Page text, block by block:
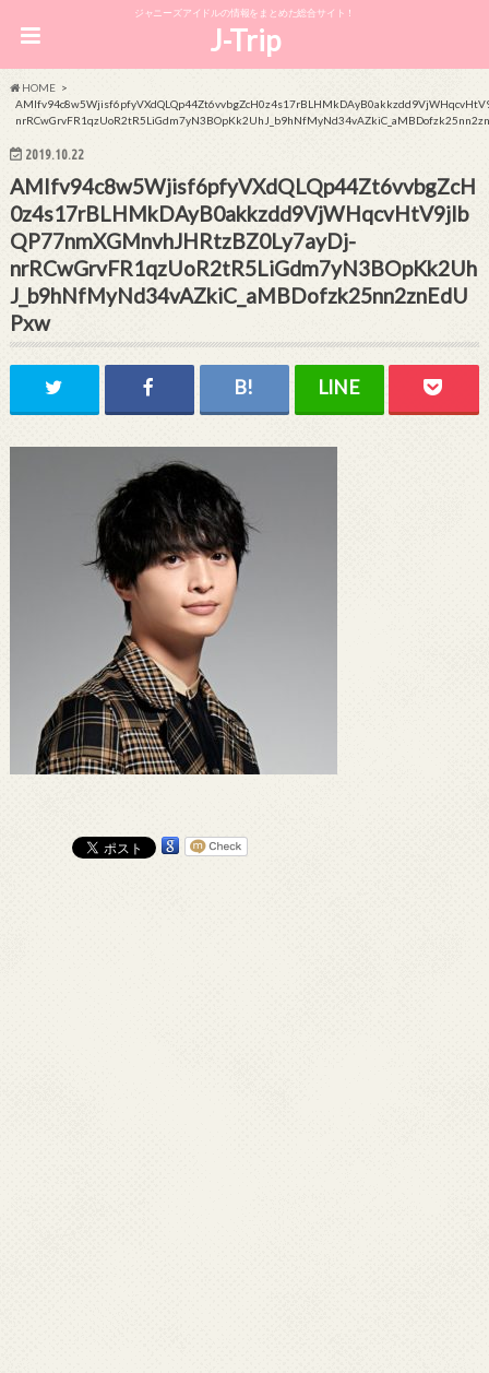
ジャニーズアイドルの情報をまとめた総合サイト！
J-Trip
HOME
2019.10.22
AMIfv94c8w5Wjisf6pfyVXdQLQp44Zt6vvbgZcH
0z4s17rBLHMkDAyB0akkzdd9VjWHqcvHtV9jIb
QP77nmXGMnvhJHRtzBZ0Ly7ayDj-
nrRCwGrvFR1qzUoR2tR5LiGdm7yN3BOpKk2Uh
J_b9hNfMyNd34vAZkiC_aMBDofzk25nn2znEdU
Pxw